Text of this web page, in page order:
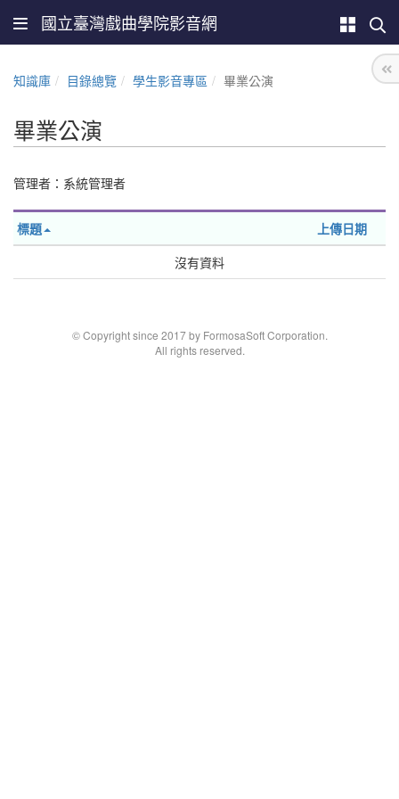
國立臺灣戲曲學院影音網
知識庫 目錄總覽 學生影音專區 畢業公演
畢業公演
管理者：系統管理者
標題
上傳日期
沒有資料
© Copyright since 2017 by FormosaSoft Corporation.
All rights reserved.